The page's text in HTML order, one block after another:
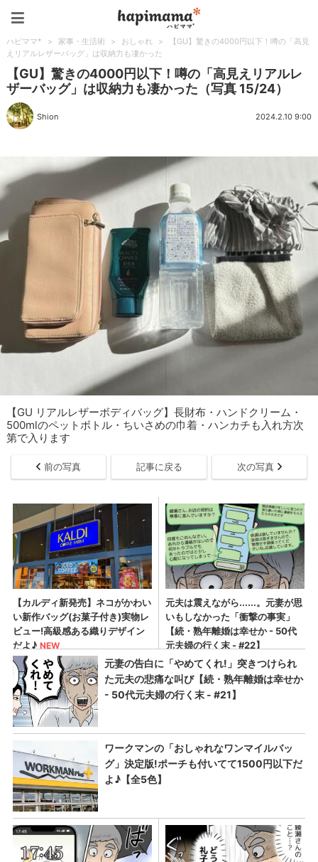
ハピママ* > 家事・生活術 > おしゃれ >
【GU】驚きの4000円以下！噂の「高見
えリアルレザーバッグ」は収納力も凄かった
【GU】驚きの4000円以下！噂の「高見えリアルレ
ザーバッグ」は収納力も凄かった（写真 15/24）
Shion 2024.2.10 9:00
【GU リアルレザーボディバッグ】長財布・ハンドクリーム・
500mlのペットボトル・ちいさめの巾着・ハンカチも入れ方次
第で入ります
前の写真 記事に戻る 次の写真